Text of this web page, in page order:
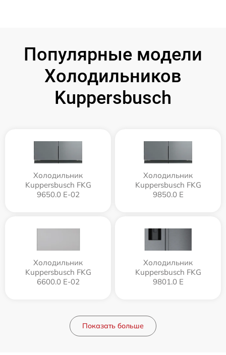
Популярные модели
Холодильников
Kuppersbusch
Холодильник
Kuppersbusch FKG
9650.0 E-02
Холодильник
Kuppersbusch FKG
9850.0 E
Холодильник
Kuppersbusch FKG
6600.0 E-02
Холодильник
Kuppersbusch FKG
9801.0 E
Показать больше